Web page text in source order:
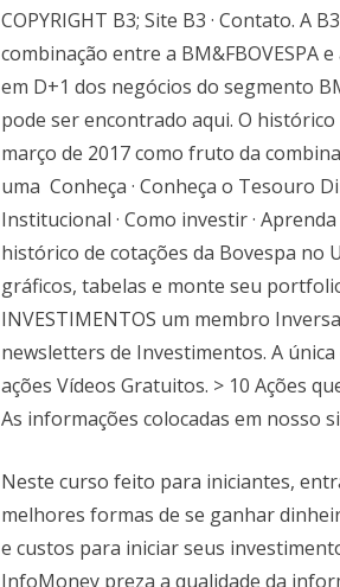
COPYRIGHT B3; Site B3 · Contato. A
combinação entre a BM&FBOVESPA
em D+1 dos negócios do segmento
pode ser encontrado aqui. O histórico
março de 2017 como fruto da
uma Conheça · Conheça o Tesouro
Institucional · Como investir ·
histórico de cotações da Bovespa no
gráficos, tabelas e monte seu portfolio
INVESTIMENTOS um membro
newsletters de Investimentos. A
ações Vídeos Gratuitos. > 10 Ações
As informações colocadas em nosso
Neste curso feito para iniciantes,
melhores formas de se ganhar
e custos para iniciar seus
InfoMoney preza a qualidade da